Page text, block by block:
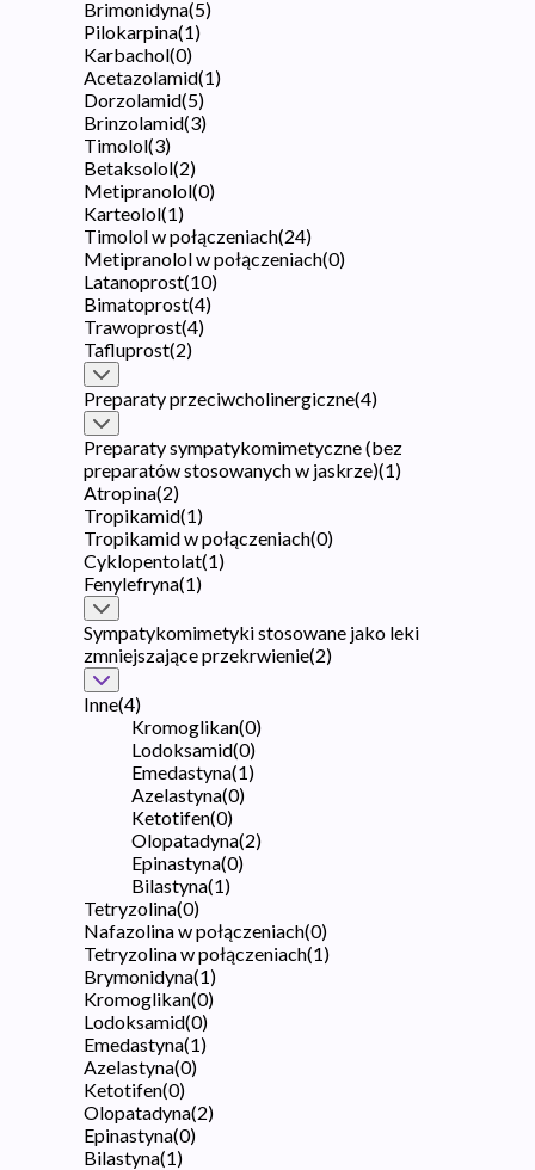
Brimonidyna(5)
Pilokarpina(1)
Karbachol(0)
Acetazolamid(1)
Dorzolamid(5)
Brinzolamid(3)
Timolol(3)
Betaksolol(2)
Metipranolol(0)
Karteolol(1)
Timolol w połączeniach(24)
Metipranolol w połączeniach(0)
Latanoprost(10)
Bimatoprost(4)
Trawoprost(4)
Tafluprost(2)
Preparaty przeciwcholinergiczne(4)
Preparaty sympatykomimetyczne (bez
preparatów stosowanych w jaskrze)(1)
Atropina(2)
Tropikamid(1)
Tropikamid w połączeniach(0)
Cyklopentolat(1)
Fenylefryna(1)
Sympatykomimetyki stosowane jako leki
zmniejszające przekrwienie(2)
Inne(4)
Kromoglikan(0)
Lodoksamid(0)
Emedastyna(1)
Azelastyna(0)
Ketotifen(0)
Olopatadyna(2)
Epinastyna(0)
Bilastyna(1)
Tetryzolina(0)
Nafazolina w połączeniach(0)
Tetryzolina w połączeniach(1)
Brymonidyna(1)
Kromoglikan(0)
Lodoksamid(0)
Emedastyna(1)
Azelastyna(0)
Ketotifen(0)
Olopatadyna(2)
Epinastyna(0)
Bilastyna(1)